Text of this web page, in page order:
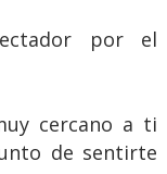
por el
cercano a ti
de sentirte